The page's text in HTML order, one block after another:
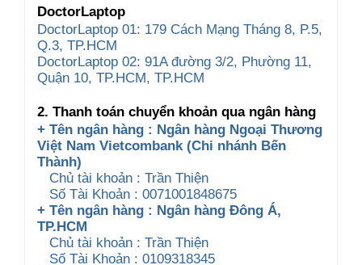
DoctorLaptop
DoctorLaptop 01: 179 Cách Mạng Tháng 8, P.5,
Q.3, TP.HCM
DoctorLaptop 02: 91A đường 3/2, Phường 11,
Quận 10, TP.HCM, TP.HCM
2. Thanh toán chuyển khoản qua ngân hàng
+ Tên ngân hàng : Ngân hàng Ngoại Thương
Việt Nam Vietcombank (Chi nhánh Bến
Thành)
Chủ tài khoản : Trần Thiện
Số Tài Khoản : 0071001848675
+ Tên ngân hàng : Ngân hàng Đông Á,
TP.HCM
Chủ tài khoản : Trần Thiện
Số Tài Khoản : 0109318345